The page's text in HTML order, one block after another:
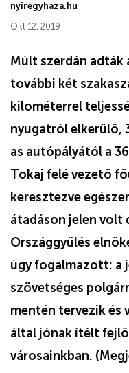
nyiregyhaza.hu
Okt 12, 2019
Múlt szerdán adták
további két
kilométerrel
nyugatról elkerülő,
as autópályától a
Tokaj felé vezető
keresztezve
átadáson jelen volt
Országgyűlés
úgy fogalmazott: a
szövetséges
mentén tervezik és
által jónak ítélt
városainkban.